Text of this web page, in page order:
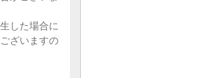
した場合に
ざいますの